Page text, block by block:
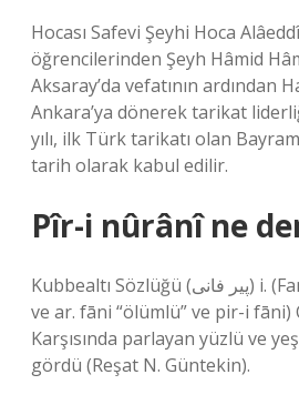
Hocası Safevi Şeyhi Hoca
öğrencilerinden Şeyh Hâmid
Aksaray’da vefatının ardından
Ankara’ya dönerek tarikat
yılı, ilk Türk tarikatı olan
tarih olarak kabul edilir.
Pîr-i nûrânî ne
Kubbealtı Sözlüğü (ﭘﻴﺮ ﻓﺎﻧﻰ) i. (Farsça pіr “yaşlı adam”
ve ar. fānі “ölümlü” ve pіr-i
Karşısında parlayan yüzlü ve
gördü (Reşat N. Güntekin).